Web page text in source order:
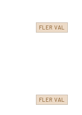
FLER VAL
FLER VAL